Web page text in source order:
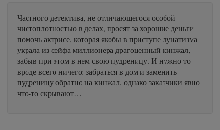
Частного детектива, не отличающегося особой
чистоплотностью в делах, просят за хорошие деньги
помочь актрисе, которая якобы в приступе лунатизма
украла из сейфа миллионера драгоценный кинжал,
забыв при этом в нем свою пудреницу. И нужно то
вроде всего ничего: забраться в дом и заменить
пудреницу обратно на кинжал, однако заказчики явно
что-то скрывают…